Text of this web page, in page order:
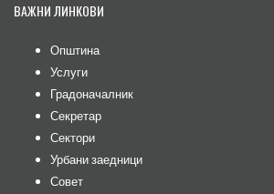
ВАЖНИ ЛИНКОВИ
Општина
Услуги
Градоначалник
Секретар
Сектори
Урбани заедници
Совет